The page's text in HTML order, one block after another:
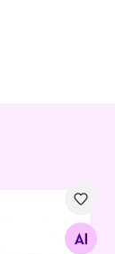
turvapiire